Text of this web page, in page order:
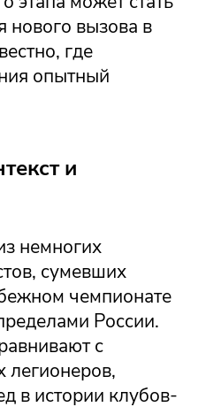
нового вызова в
где
опытный
и
немногих
сумевших
чемпионате
России.
с
легионеров,
в истории клубов-